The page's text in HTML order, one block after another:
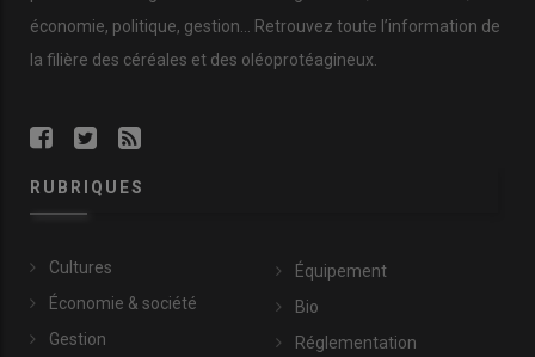
économie, politique, gestion … Retrouvez toute l’information de
la filière des céréales et des oléoprotéagineux
RUBRIQUES
Cultures
Économie & société
Gestion
Équipement
Bio
Réglementation